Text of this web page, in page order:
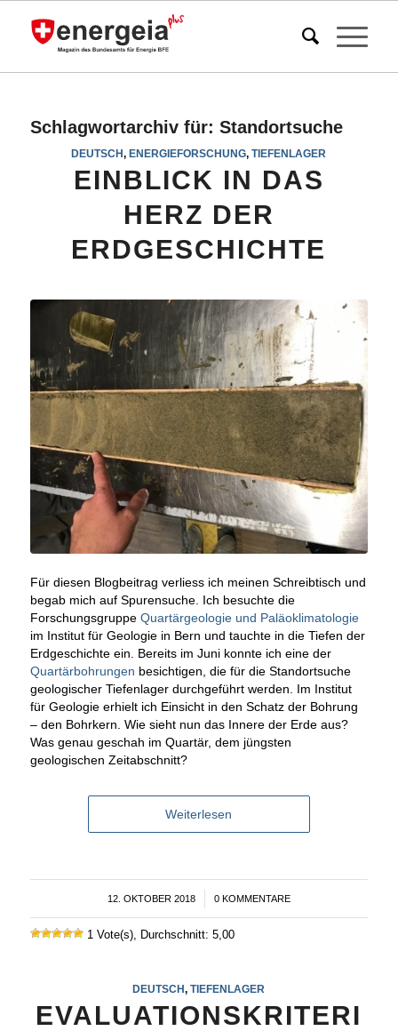
Schlagwortarchiv für: Standortsuche
DEUTSCH,ENERGIEFORSCHUNG,TIEFENLAGER
EINBLICK IN DAS
HERZ DER
ERDGESCHICHTE
Für diesen Blogbeitrag verliess ich meinen Schreibtisch und
begab mich auf Spurensuche. Ich besuchte die
Forschungsgruppe Quartärgeologie und Paläoklimatologie
im Institut für Geologie in Bern und tauchte in die Tiefen der
Erdgeschichte ein. Bereits im Juni konnte ich eine der
Quartärbohrungen besichtigen, die für die Standortsuche
geologischer Tiefenlager durchgeführt werden. Im Institut
für Geologie erhielt ich Einsicht in den Schatz der Bohrung
– den Bohrkern. Wie sieht nun das Innere der Erde aus?
Was genau geschah im Quartär, dem jüngsten
geologischen Zeitabschnitt?
Weiterlesen
12. OKTOBER 2018
/ 0 KOMMENTARE
1 Vote(s), Durchschnitt: 5,00
DEUTSCH,TIEFENLAGER
EVALUATIONSKRITERI